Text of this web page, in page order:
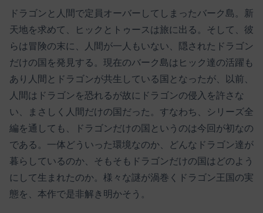
ドラゴンと人間で定員オーバーしてしまったバーク島。新
天地を求めて、ヒックとトゥースは旅に出る。そして、彼
らは冒険の末に、人間が一人もいない、隠されたドラゴン
だけの国を発見する。現在のバーク島はヒック達の活躍も
あり人間とドラゴンが共生している国となったが、以前、
人間はドラゴンを恐れるが故にドラゴンの侵入を許さな
い、まさしく人間だけの国だった。すなわち、シリーズ全
編を通しても、ドラゴンだけの国というのは今回が初なの
である。一体どういった環境なのか、どんなドラゴン達が
暮らしているのか、そもそもドラゴンだけの国はどのよう
にして生まれたのか。様々な謎が渦巻くドラゴン王国の実
態を、本作で是非解き明かそう。